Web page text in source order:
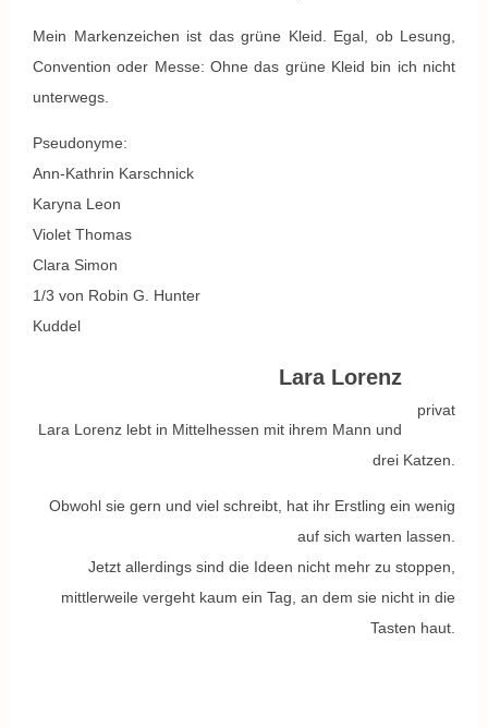
Mein Markenzeichen ist das grüne Kleid. Egal, ob Lesung,
Convention oder Messe: Ohne das grüne Kleid bin ich nicht
unterwegs.​
Pseudonyme:
Ann-Kathrin Karschnick
Karyna Leon
Violet Thomas
Clara Simon
1/3 von Robin G. Hunter
Kuddel
privat
Lara Lorenz
Lara Lorenz lebt in Mittelhessen mit ihrem Mann und
drei Katzen.
Obwohl sie gern und viel schreibt, hat ihr Erstling ein wenig
auf sich warten lassen.
Jetzt allerdings sind die Ideen nicht mehr zu stoppen,
mittlerweile vergeht kaum ein Tag, an dem sie nicht in die
Tasten haut.